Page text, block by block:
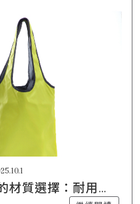
材質選擇：耐用性